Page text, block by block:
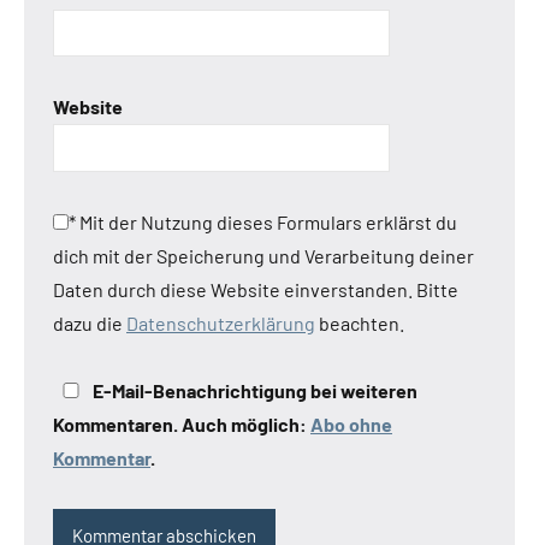
Website
* Mit der Nutzung dieses Formulars erklärst du
dich mit der Speicherung und Verarbeitung deiner
Daten durch diese Website einverstanden. Bitte
dazu die Datenschutzerklärung beachten.
E-Mail-Benachrichtigung bei weiteren
Kommentaren. Auch möglich: Abo ohne
Kommentar.